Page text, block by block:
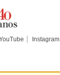
Instagram